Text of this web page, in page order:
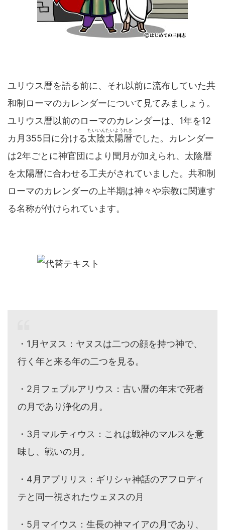
ユリウス暦を語る前に、それ以前に流布していた共
和制ローマのカレンダーについて見てみましょう。
ユリウス暦以前のローマのカレンダーは、1年を12
カ月355日に分ける太陰太陽暦
たいいんたいようれき
でした。カレンダー
は2年ごとに神官団により閏月が加えられ、太陰暦
を太陽暦に合わせる工夫がされていました。共和制
ローマのカレンダーの上半期は神々や宗教に関連す
る名称が付けられています。
・1月ヤヌス：ヤヌスは二つの顔を持つ神で、
行く年と来る年の二つを見る。
・2月フェブルアリウス：古い暦の年末で死者
の月であり浄化の月。
・3月マルティウス：これは戦神のマルスを意
味し、戦いの月。
・4月アプリリス：ギリシャ神話のアフロディ
テと同一視されたウェヌスの月
・5月マイウス：生長の神マイアの月であり、